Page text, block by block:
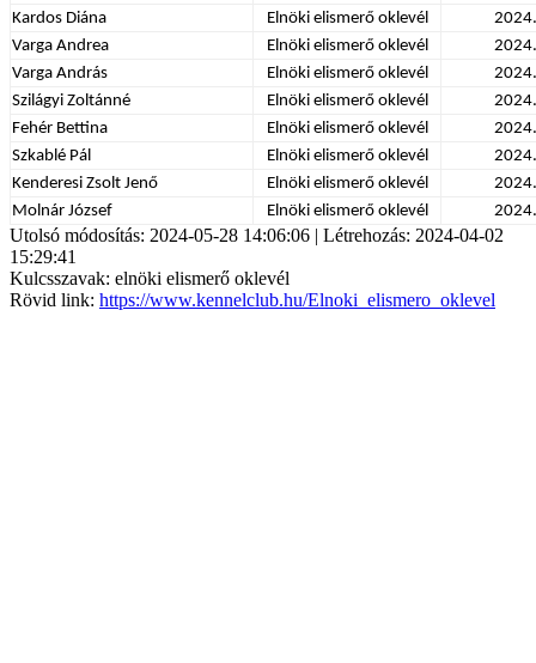
Kardos Diána Elnöki elismerő oklevél
Varga Andrea
Elnöki elismerő oklevél
Varga András
Elnöki elismerő oklevél
Szilágyi Zoltánné
Elnöki elismerő oklevél
Fehér Bettina
Elnöki elismerő oklevél
Szkablé Pál
Elnöki elismerő oklevél
Kenderesi Zsolt Jenő
Elnöki elismerő oklevél
Molnár József
Elnöki elismerő oklevél
Utolsó módosítás: 2024-05-28 14:06:06 | Létrehozás: 2024-04-02
15:29:41
Kulcsszavak: elnöki elismerő oklevél
Rövid link: https://www.kennelclub.hu/Elnoki_elismero_oklevel